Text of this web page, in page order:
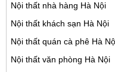
Nội thất nhà hàng Hà Nội
Nội thất khách sạn Hà Nội
Nội thất quán cà phê Hà
Nội thất văn phòng Hà Nội